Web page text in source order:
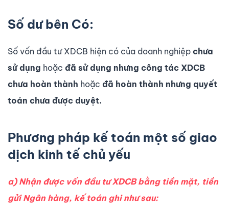
Số dư bên Có:
Số vốn đầu tư XDCB hiện có của doanh nghiệp chưa
sử dụng hoặc đã sử dụng nhưng công tác XDCB
chưa hoàn thành hoặc đã hoàn thành nhưng quyết
toán chưa được duyệt.
Phương pháp kế toán một số giao
dịch kinh tế chủ yếu
a) Nhận được vốn đầu tư XDCB bằng tiền mặt, tiền
gửi Ngân hàng, kế toán ghi như sau: